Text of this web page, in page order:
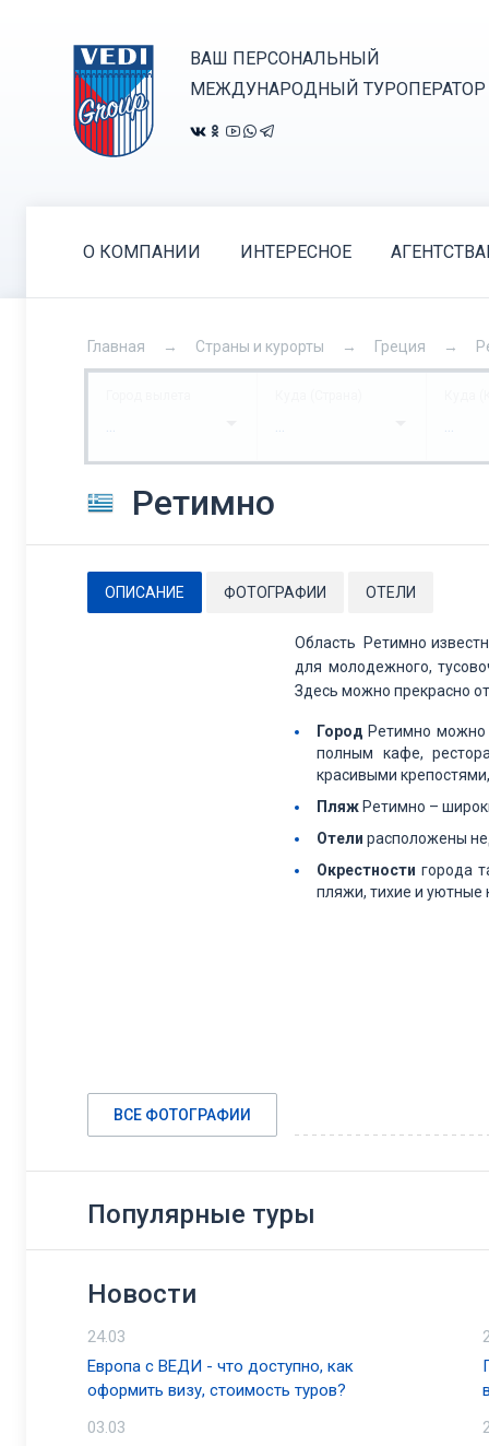
ВАШ ПЕРСОНАЛЬНЫЙ
МЕЖДУНАРОДНЫЙ ТУРОПЕРАТОР
О КОМПАНИИ ИНТЕРЕСНОЕ
Главная Страны и курорты Греция
... ... ...
Ретимно
ОПИСАНИЕ ФОТОГРАФИИ ОТЕЛИ
ВСЕ ФОТОГРАФИИ
Область Ретимно
для молодежного,
Здесь можно прекрасно
Город Ретимно можно
полным кафе,
красивыми
Пляж Ретимно –
Отели расположены
Окрестности города
пляжи, тихие и уютные
Популярные туры
Новости
24.03
Европа с ВЕДИ - что доступно, как
оформить визу, стоимость туров?
03.03